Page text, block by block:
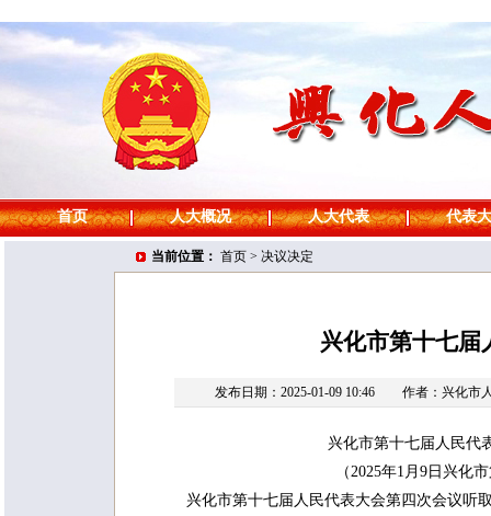
首页 人大概况 人大代表 代表
当前位置： 首页 > 决议决定
兴化市第十七届
发布日期：2025-01-09 10:46 作者：兴化市
兴化市第十七届人民代
（2025年1月9日兴化
兴化市第十七届人民代表大会第四次会议听